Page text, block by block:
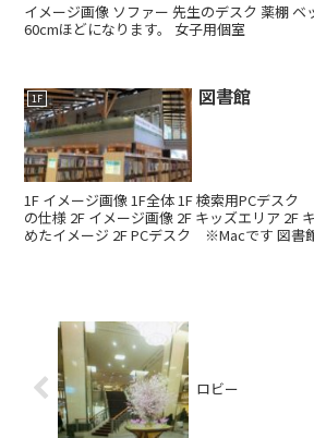
イメージ画像 ソファー 先生のデスク 薬棚 ベ
60cmほどになります。 女子用個室
1F 図書館
1F イメージ画像 1F全体 1F 検索用PCデス
の仕様 2F イメージ画像 2F キッズエリア 2F
めたイメージ 2F PCデスク ※Macです 図書
ロビー